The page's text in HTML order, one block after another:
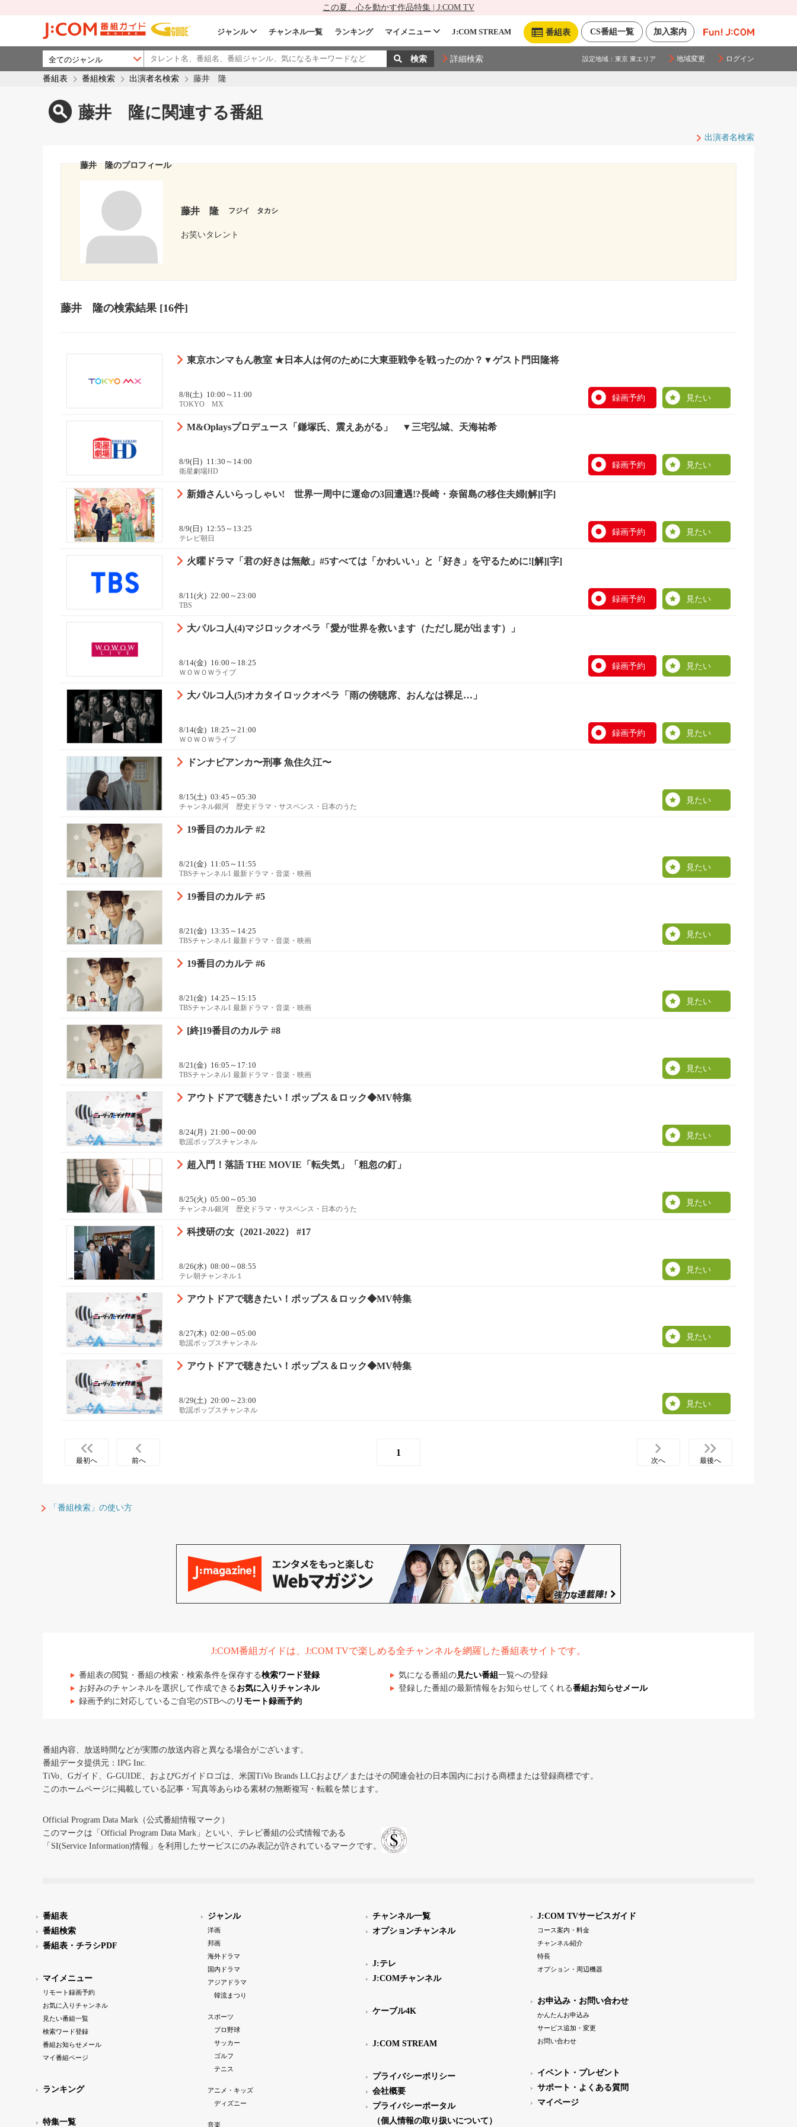
この夏、心を動かす作品特集 | J:COM TV
加入案内
CS番組一覧
番組表
ジャンル チャンネル一覧 ランキング マイメニュー J:COM STREAM
詳細検索 設定地域： 東京 東エリア 地域変更 ログイン
番組表 番組検索 出演者名検索 藤井 隆
藤井 隆に関連する番組
出演者名検索
藤井 隆のプロフィール
藤井 隆 フジイ タカシ
お笑いタレント
藤井 隆の検索結果[16件]
東京ホンマもん教室 ★日本人は何のために大東亜戦争を戦ったのか？▼ゲスト門田隆将
8/8(土) 10:00～11:00
TOKYO MX
録画予約 見たい
M&Oplaysプロデュース「鎌塚氏、震えあがる」 ▼三宅弘城、天海祐希
8/9(日) 11:30～14:00
衛星劇場HD
録画予約 見たい
新婚さんいらっしゃい! 世界一周中に運命の3回遭遇!?長崎・奈留島の移住夫婦[解][字]
8/9(日) 12:55～13:25
テレビ朝日
録画予約 見たい
火曜ドラマ「君の好きは無敵」#5すべては「かわいい」と「好き」を守るために![解][字]
8/11(火) 22:00～23:00
TBS
録画予約 見たい
大パルコ人(4)マジロックオペラ「愛が世界を救います（ただし屁が出ます）」
8/14(金) 16:00～18:25
ＷＯＷＯＷライブ
録画予約 見たい
大パルコ人(5)オカタイロックオペラ「雨の傍聴席、おんなは裸足…」
8/14(金) 18:25～21:00
ＷＯＷＯＷライブ
録画予約 見たい
ドンナビアンカ〜刑事 魚住久江〜
8/15(土) 03:45～05:30
チャンネル銀河 歴史ドラマ・サスペンス・日本のうた
見たい
19番目のカルテ #2
8/21(金) 11:05～11:55
TBSチャンネル1 最新ドラマ・音楽・映画
見たい
19番目のカルテ #5
8/21(金) 13:35～14:25
TBSチャンネル1 最新ドラマ・音楽・映画
見たい
19番目のカルテ #6
8/21(金) 14:25～15:15
TBSチャンネル1 最新ドラマ・音楽・映画
見たい
[終]19番目のカルテ #8
8/21(金) 16:05～17:10
TBSチャンネル1 最新ドラマ・音楽・映画
見たい
アウトドアで聴きたい！ポップス＆ロック◆MV特集
8/24(月) 21:00～00:00
歌謡ポップスチャンネル
見たい
超入門！落語 THE MOVIE「転失気」「粗忽の釘」
8/25(火) 05:00～05:30
チャンネル銀河 歴史ドラマ・サスペンス・日本のうた
見たい
科捜研の女（2021-2022） #17
8/26(水) 08:00～08:55
テレ朝チャンネル１
見たい
アウトドアで聴きたい！ポップス＆ロック◆MV特集
8/27(木) 02:00～05:00
歌謡ポップスチャンネル
見たい
アウトドアで聴きたい！ポップス＆ロック◆MV特集
8/29(土) 20:00～23:00
歌謡ポップスチャンネル
見たい
最初へ 前へ
1
次へ 最後へ
「番組検索」の使い方
J:COM番組ガイドは、J:COM TVで楽しめる全チャンネルを網羅した番組表サイトです。
番組表の閲覧・番組の検索・検索条件を保存する検索ワード登録 気になる番組の見たい番組 一覧への登録
お好みのチャンネルを選択して作成できる お気に入りチャンネル 登録した番組の最新情報をお知らせしてくれる番組お知らせメール
録画予約に対応しているご自宅のSTBへの リモート録画予約
番組内容、放送時間などが実際の放送内容と異なる場合がございます。
番組データ提供元：IPG Inc.
TiVo、Gガイド、G-GUIDE、およびGガイドロゴは、米国TiVo Brands LLCおよび／またはその関連会社の日本国内における商標または登録商標です。
このホームページに掲載している記事・写真等あらゆる素材の無断複写・転載を禁じます。
Official Program Data Mark（公式番組情報マーク）
このマークは「Official Program Data Mark」といい、テレビ番組の公式情報である
「SI(Service Information)情報」を利用したサービスにのみ表記が許されているマークです。
番組表
番組検索
番組表・チラシPDF
マイメニュー
リモート録画予約
お気に入りチャンネル
見たい番組一覧
検索ワード登録
番組お知らせメール
マイ番組ページ
ランキング
特集一覧
ジャンル
洋画
邦画
海外ドラマ
国内ドラマ
アジアドラマ
韓流まつり
スポーツ
プロ野球
サッカー
ゴルフ
テニス
アニメ・キッズ
ディズニー
音楽
チャンネル一覧
オプションチャンネル
J:テレ
J:COMチャンネル
ケーブル4K
J:COM STREAM
プライバシーポリシー
会社概要
プライバシーポータル
（個人情報の取り扱いについて）
J:COM TVサービスガイド
コース案内・料金
チャンネル紹介
特長
オプション・周辺機器
お申込み・お問い合わせ
かんたんお申込み
サービス追加・変更
お問い合わせ
イベント・プレゼント
サポート・よくある質問
マイページ